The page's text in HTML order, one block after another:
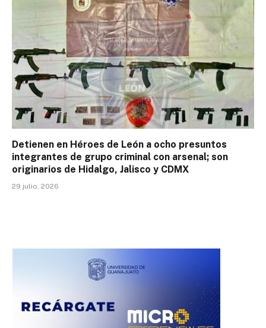
Detienen en Héroes de León a ocho presuntos
integrantes de grupo criminal con arsenal; son
originarios de Hidalgo, Jalisco y CDMX
29 julio, 2026